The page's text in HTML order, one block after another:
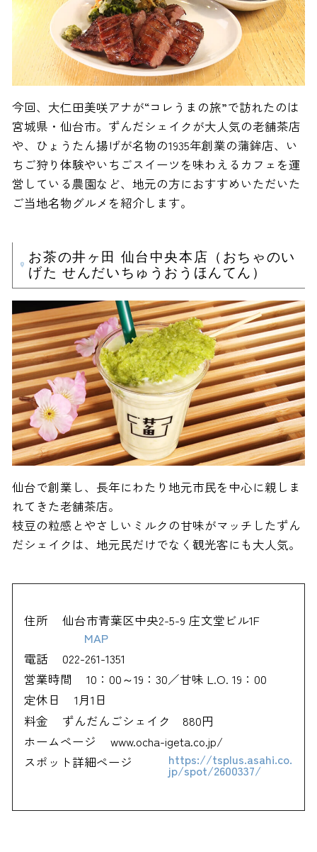
今回、大仁田美咲アナが“コレうまの旅”で訪れたのは
宮城県・仙台市。ずんだシェイクが大人気の老舗茶店
や、ひょうたん揚げが名物の1935年創業の蒲鉾店、い
ちご狩り体験やいちごスイーツを味わえるカフェを運
営している農園など、地元の方におすすめいただいた
ご当地名物グルメを紹介します。
お茶の井ヶ田 仙台中央本店（おちゃのい
げた せんだいちゅうおうほんてん）
仙台で創業し、長年にわたり地元市民を中心に親しま
れてきた老舗茶店。
枝豆の粒感とやさしいミルクの甘味がマッチしたずん
だシェイクは、地元民だけでなく観光客にも大人気。
住所
仙台市青葉区中央2-5-9 庄文堂ビル1F
MAP
電話
022-261-1351
営業時間
10：00～19：30／甘味 L.O. 19：00
定休日
1月1日
料金
ずんだんごシェイク 880円
ホームページ
www.ocha-igeta.co.jp/
スポット詳細ページ
https://tsplus.asahi.co.
jp/spot/2600337/